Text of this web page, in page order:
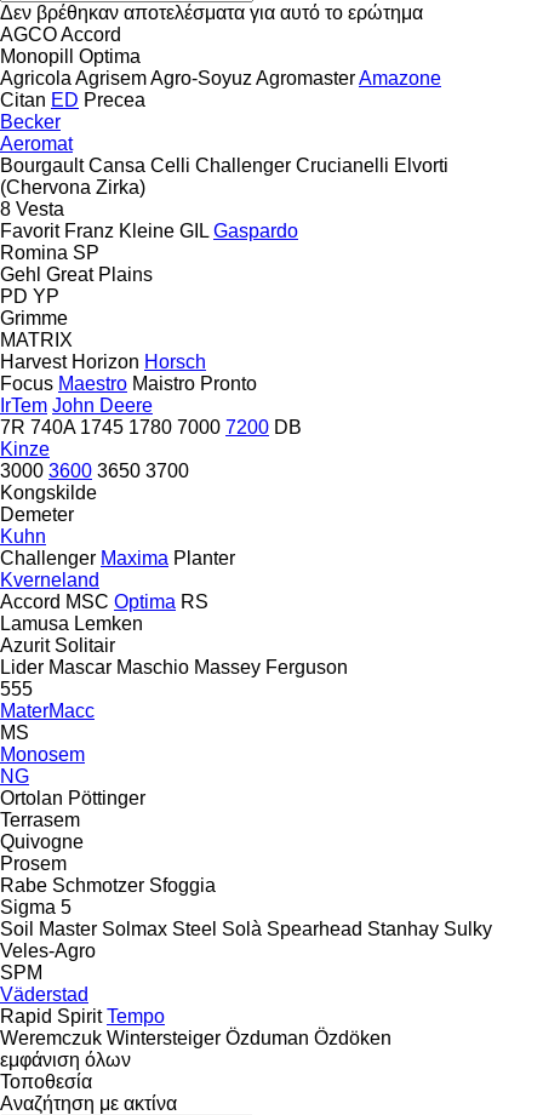
Δεν βρέθηκαν αποτελέσματα για αυτό το ερώτημα
AGCOAccord
Monopill
Optima
Agricola AgrisemAgro-Soyuz AgromasterAmazone
Citan ED Precea
Becker
Aeromat
Bourgault Cansa Celli Challenger Crucianelli Elvorti
(Chervona Zirka)
8 Vesta
Favorit Franz Kleine GIL Gaspardo
Romina SP
Gehl Great Plains
PD YP
Grimme
MATRIX
Harvest Horizon Horsch
Focus Maestro Maistro Pronto
IrTem John Deere
7R 740A 1745 1780 7000 7200 DB
Kinze
3000 3600 3650 3700
Kongskilde
Demeter
Kuhn
Challenger Maxima Planter
Kverneland
Accord MSC Optima RS
Lamusa Lemken
Azurit Solitair
Lider Mascar Maschio Massey Ferguson
555
MaterMacc
MS
Monosem
NG
Ortolan Pöttinger
Terrasem
Quivogne
Prosem
Rabe Schmotzer Sfoggia
Sigma 5
Soil Master Solmax Steel Solà Spearhead Stanhay Sulky
Veles-Agro
SPM
Väderstad
Rapid Spirit Tempo
Weremczuk Wintersteiger Özduman Özdöken
εμφάνιση όλων
Τοποθεσία
Αναζήτηση με ακτίνα